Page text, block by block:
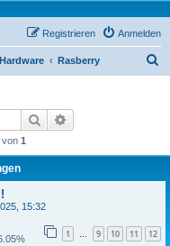
Anmelden
Registrieren
Hardware Rasberry
Suche
von 1
15:32
1 … 9 10 11 12